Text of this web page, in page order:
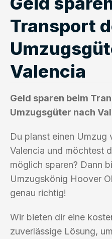
Transport
Valencia
Geld sparen beim
Umzugsgüter nach
Du planst einen Umzug
Valencia und möchtest
möglich sparen? Dann
Umzugskönig Hoover
genau richtig!
Wir bieten dir eine
zuverlässige Lösung,